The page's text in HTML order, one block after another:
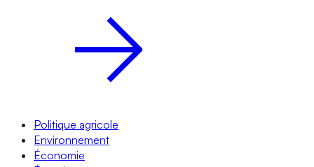
Politique agricole
Environnement
Économie